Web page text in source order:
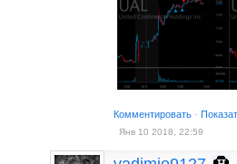
Комментировать ·
Янв 10 2018, 22:59